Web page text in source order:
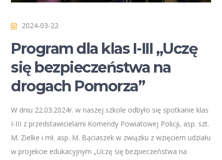
2024-03-22
Program dla klas I-III „Uczę
się bezpieczeństwa na
drogach Pomorza”
W dniu 22.03.2024r. w naszej szkole odbyło się spotkanie klas
I-III z przedstawicielami Komendy Powiatowej Policji, asp. szt.
M. Zielke i mł. asp. M. Bąciaszek w związku z wzięciem udziału
w projekcie edukacyjnym „Uczę się bezpieczeństwa na